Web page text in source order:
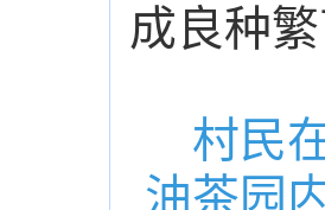
成良种
村民
油茶园